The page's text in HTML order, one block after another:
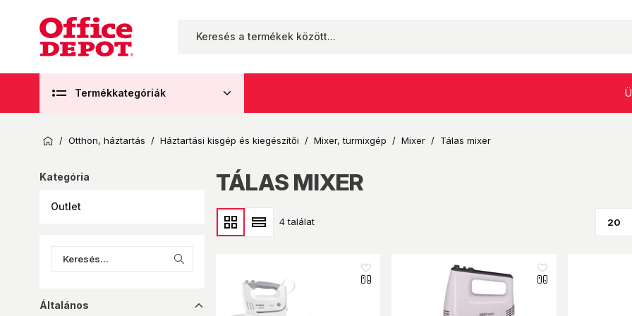
Termékkategóriák
/ Otthon, háztartás / Háztartási kisgép és kiegészítői / Mixer, turmixgép / Mixer / Tálas mixer
TÁLAS MIXER
4 találat
like_16 like_16
Kategória
Outlet
Általános dropup_16